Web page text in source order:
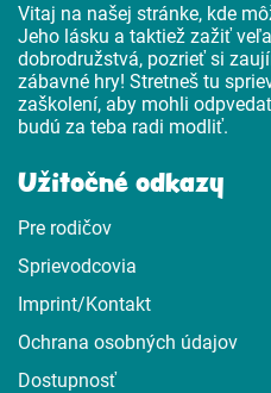
Vitaj na našej stránke, kde
Jeho lásku a taktiež zažiť
dobrodružstvá, pozrieť si
zábavné hry! Stretneš tu
zaškolení, aby mohli
budú za teba radi modliť.
Užitočné odkazy
Pre rodičov
Sprievodcovia
Imprint/Kontakt
Ochrana osobných údajov
Dostupnosť